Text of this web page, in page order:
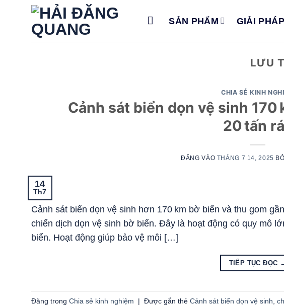
SẢN PHẨM GIẢI PHÁP
LƯU
CHIA SẺ KINH
Cảnh sát biển dọn vệ sinh
20 tấn
ĐĂNG VÀO THÁNG 7 14, 2025
14
Th7
Cảnh sát biển dọn vệ sinh hơn 170 km bờ biển và thu gom
chiến dịch dọn vệ sinh bờ biển. Đây là hoạt động có quy mô
biển. Hoạt động giúp bảo vệ môi […]
TIẾP TỤC ĐỌC
Đăng trong Chia sẻ kinh nghiệm | Được gắn thẻ Cảnh sát biển dọn vệ sinh,